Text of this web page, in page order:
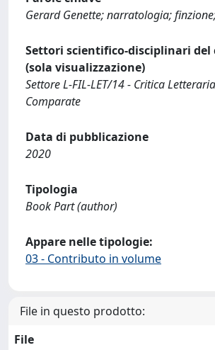
Gerard Genette; narratologia;
Settori scientifico-disciplinari
(sola visualizzazione)
Settore L-FIL-LET/14 - Critica
Comparate
Data di pubblicazione
2020
Tipologia
Book Part (author)
Appare nelle tipologie:
03 - Contributo in volume
File in questo prodotto:
File